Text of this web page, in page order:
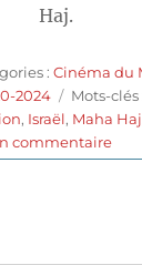
Haj.
:Cinéma du
2024
Mots-
, Israël, Maha Haj
commentairesur